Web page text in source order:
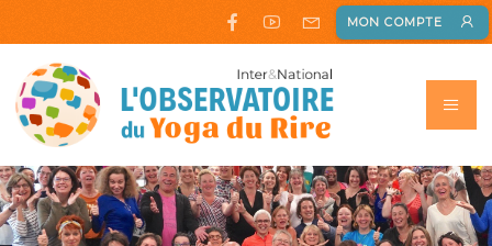
MON COMPTE